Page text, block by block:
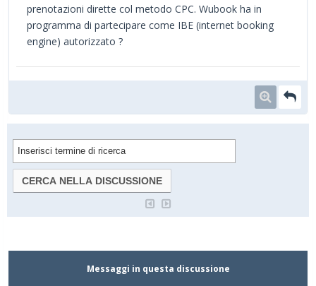
prenotazioni dirette col metodo CPC. Wubook ha in
programma di partecipare come IBE (internet booking
engine) autorizzato ?
Messaggi in questa discussione